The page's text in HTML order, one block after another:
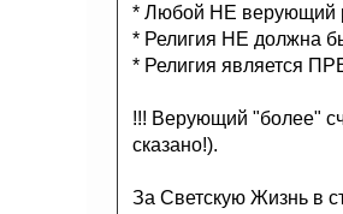
* Любой НЕ верующий
* Религия НЕ должна
* Религия является
!!! Верующий "более"
сказано!).
За Светскую Жизнь в